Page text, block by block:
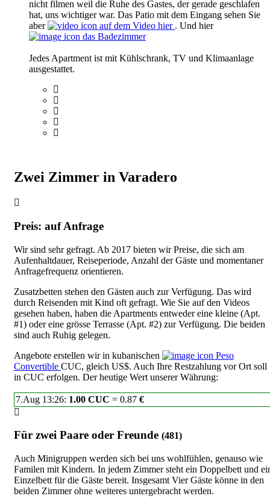
nicht filmen weil die Ruhe des Gastes, der gerade geschlafen
hat, uns wichtiger war. Das Patio mit dem Eingang sehen Sie
aber
auf dem Video hier . Und hier
das Badezimmer
Jedes Apartment ist mit Kühlschrank, TV und Klimaanlage
ausgestattet.
Zwei Zimmer in Varadero
Preis: auf Anfrage
Wir sind sehr gefragt. Ab 2017 bieten wir Preise, die sich am
Aufenhaltdauer, Reiseperiode, Anzahl der Gäste und momentaner
Anfragefrequenz orientieren.
Zusatzbetten stehen den Gästen auch zur Verfügung. Das wird
durch Reisenden mit Kind oft gefragt. Wie Sie auf den Videos
gesehen haben, haben die Apartments entweder eine kleine (Apt.
#1) oder eine grösse Terrasse (Apt. #2) zur Verfügung. Die beiden
sind auch Ruhig gelegen.
Angebote erstellen wir in kubanischen
Peso
Convertible CUC, gleich US$. Auch Ihre Restzahlung vor Ort soll
in CUC erfolgen. Der heutige Wert unserer Währung:
7.Aug 13:26: 1.00 CUC = 0.87 €
Für zwei Paare oder Freunde (481)
Auch Minigruppen werden sich bei uns wohlfühlen, genauso wie
Familen mit Kindern. In jedem Zimmer steht ein Doppelbett und
Einzelbett für die Gäste bereit. Insgesamt Vier Gäste könne in den
beiden Zimmer ohne weiteres untergebracht werden.